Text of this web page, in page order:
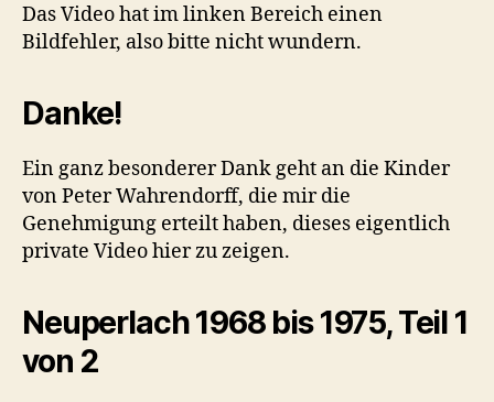
Das Video hat im linken Bereich einen
Bildfehler, also bitte nicht wundern.
Danke!
Ein ganz besonderer Dank geht an die Kinder
von Peter Wahrendorff, die mir die
Genehmigung erteilt haben, dieses eigentlich
private Video hier zu zeigen.
Neuperlach 1968 bis 1975, Teil 1
von 2